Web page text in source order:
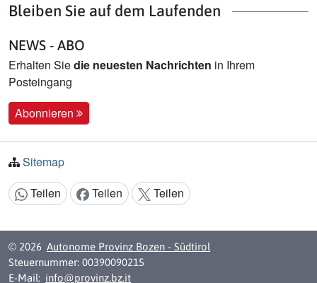
Bleiben Sie auf dem Laufenden
NEWS - ABO
Erhalten Siedie neuesten Nachrichten in Ihrem
Posteingang
Abonnieren
Sitemap
Inhalt teilen:
Teilen Teilen Teilen
© 2026 Autonome Provinz Bozen - Südtirol
Steuernummer: 00390090215
E-Mail: info@provinz.bz.it